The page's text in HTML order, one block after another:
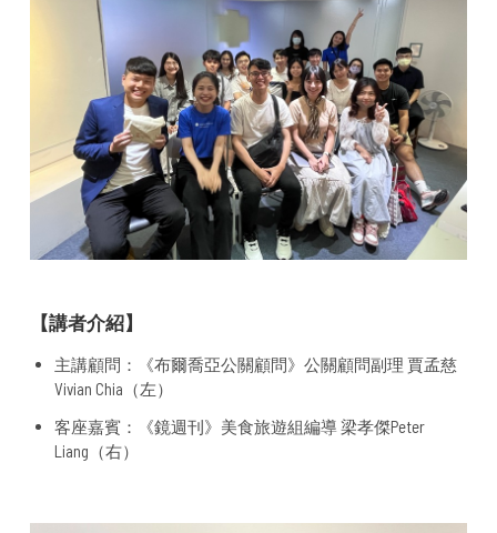
【講者介紹】
主講顧問：《布爾喬亞公關顧問》公關顧問副理 賈孟慈
Vivian Chia（左）
客座嘉賓：《鏡週刊》美食旅遊組編導 梁孝傑Peter
Liang（右）